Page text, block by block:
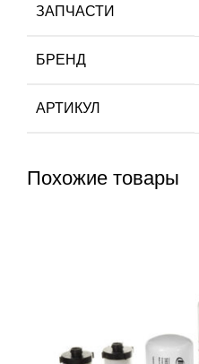
ЗАПЧАСТИ
БРЕНД
АРТИКУЛ
Похожие товары